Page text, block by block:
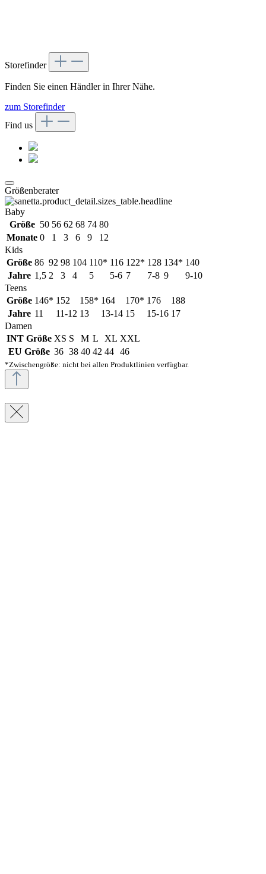
Storefinder
Finden Sie einen Händler in Ihrer Nähe.
zum Storefinder
Find us
Größenberater
Baby
Größe 50 56 62 68 74 80
Monate 0 1 3 6 9
12
Kids
Größe 86 92 98 104 110* 116 122* 128 134* 140
Jahre 1,5 2 3 4 5 5-6 7 7-8 9
9-10
Teens
Größe 146* 152 158* 164 170* 176
188
Jahre 11 11-12 13 13-14 15 15-16 17
Damen
INT Größe XS S M L XL XXL
EU Größe 36 38 40 42 44 46
*Zwischengröße: nicht bei allen Produktlinien verfügbar.